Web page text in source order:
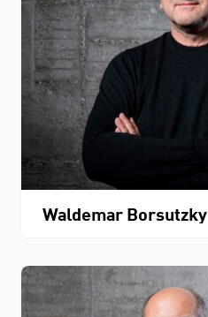
Waldemar Borsutzky